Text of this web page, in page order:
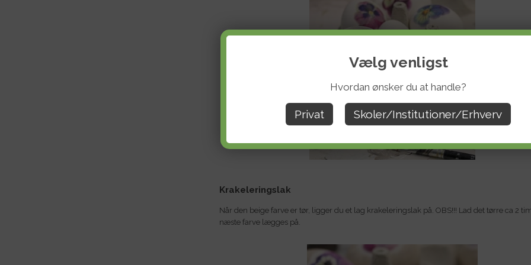
Vælg venligst
Hvordan ønsker du at handle?
Privat Skoler/Institutioner/Erhverv
Krakeleringslak
Når den beige farve er tør, ligger du et lag krakeleringslak på. OBS!!! Lad det tørre ca 2
næste farve lægges på.